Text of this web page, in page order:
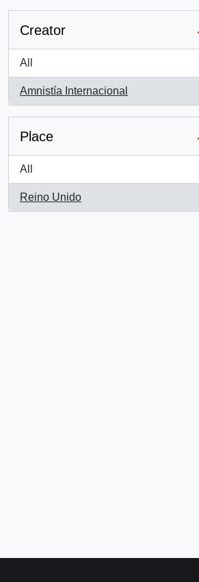
Creator
All
Amnistía Internacional
, 1 results
Place
All
Reino Unido
, 1 results